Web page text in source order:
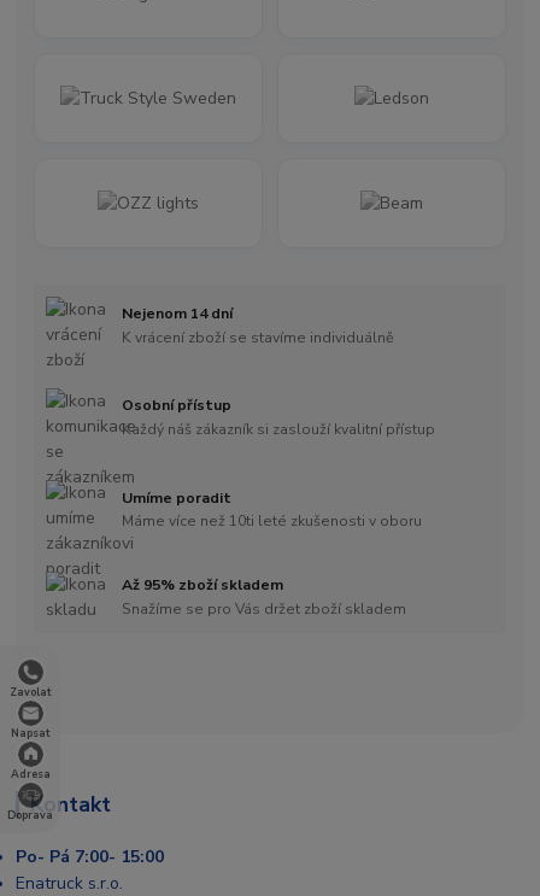
Zavolat
Napsat
Adresa
Doprava
Nejenom 14 dní
K vrácení zboží se stavíme individuálně
Osobní přístup
Každý náš zákazník si zaslouží kvalitní přístup
Umíme poradit
Máme více než 10ti leté zkušenosti v oboru
Až 95% zboží skladem
Snažíme se pro Vás držet zboží skladem
Kontakt
Po- Pá 7:00- 15:00
Enatruck s.r.o.